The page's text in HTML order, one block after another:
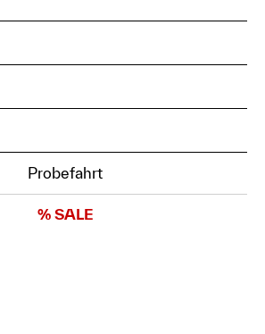
Probefahrt
% SALE